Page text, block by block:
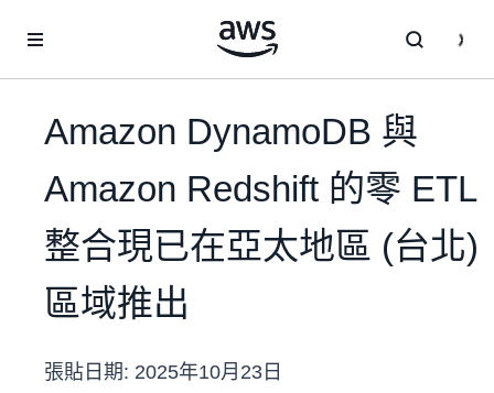
Amazon DynamoDB 與
Amazon Redshift 的零 ETL
整合現已在亞太地區 (台北)
區域推出
張貼日期: 2025年10月23日